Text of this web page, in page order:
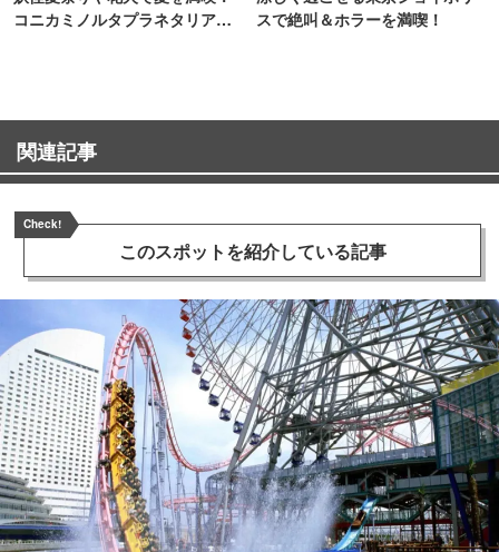
コニカミノルタプラネタリア
スで絶叫＆ホラーを満喫！
関連記事
Check!
このスポットを紹介している記事